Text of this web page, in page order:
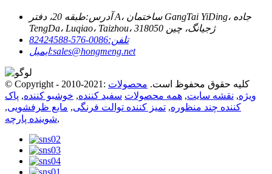
آدرس:
طبقه 20، دفتر A، ساختمان GangTai YiDing، جاده
TengDa، Luqiao، Taizhou، ژجیانگ، چین 318050
تلفن:0086-576-82424588
ایمیل:sales@hongmeng.net
© Copyright - 2010-2021: کلیه حقوق محفوظ است. محصولات
ویژه, نقشه سایت, همه محصولات سفید کننده, خوشبو کننده, پاک
کننده چند منظوره, تمیز کننده توالت فرنگی, مایع ظرفشویی,
شوینده پارچه,